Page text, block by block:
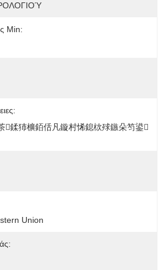
ΡΟΛΟΓΙΟΎ
Min:
鍒犻櫎銆佸凡鏇村悕鎴栨殏鏃朵笉鍙
Union